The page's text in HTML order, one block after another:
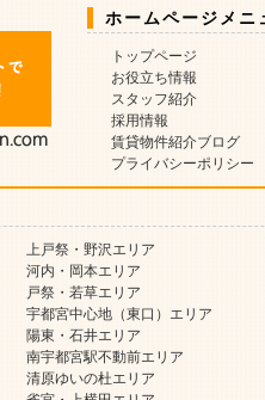
ホームページメニ
トップページ
お役立ち情報
スタッフ紹介
採用情報
賃貸物件紹介ブログ
プライバシーポリシー
上戸祭・野沢エリア
河内・岡本エリア
戸祭・若草エリア
宇都宮中心地（東口）エリア
陽東・石井エリア
南宇都宮駅不動前エリア
清原ゆいの杜エリア